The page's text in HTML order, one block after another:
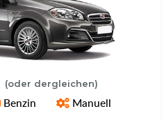
(oder dergleichen)
Benzin Manuell